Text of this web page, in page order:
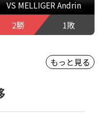
VS MELLIGER Andrin
2勝
1敗
もっと見る